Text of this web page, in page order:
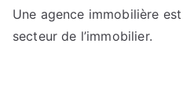
Une agence immobilière
secteur de l’immobilier.